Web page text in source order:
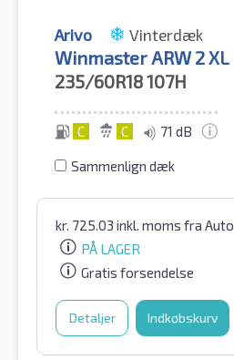
Arivo Vinterdæk
Winmaster ARW 2 XL
235/60R18107H
C C 71 dB
Sammenlign dæk
kr. 725.03 inkl. moms fra
PÅ LAGER
Gratis forsendelse
Detaljer Indkøbskurv